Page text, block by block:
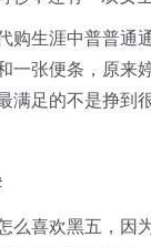
购生涯中普普通
一张便条，原来
满足的不是挣到
么喜欢黑五，因